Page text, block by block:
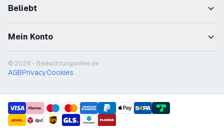
Beliebt
Mein Konto
© 2026 - Beleuchtungonline.de
AGBPrivacyCookies
payment methods
shipment methods